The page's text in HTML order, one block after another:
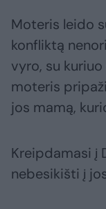
Moteris leido
konfliktą
vyro, su
moteris
jos mamą,
Kreipdamasi į
nebesikišti į